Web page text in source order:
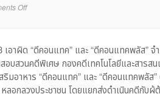
Offon
สั่ง
ฟ้อง
‘ดี
คอนแทค’
อาผิด “ดีคอนแทค” และ “ดีคอนแทคพลัส”
บสวนคดีพิเศษ กองคดีเทคโนโลยีและสารส
อาหาร “ดีคอนแทค” และ “ดีคอนแทคพลัส”
อกลวงประชาชน โดยแยกส่งดำเนินคดีกับ